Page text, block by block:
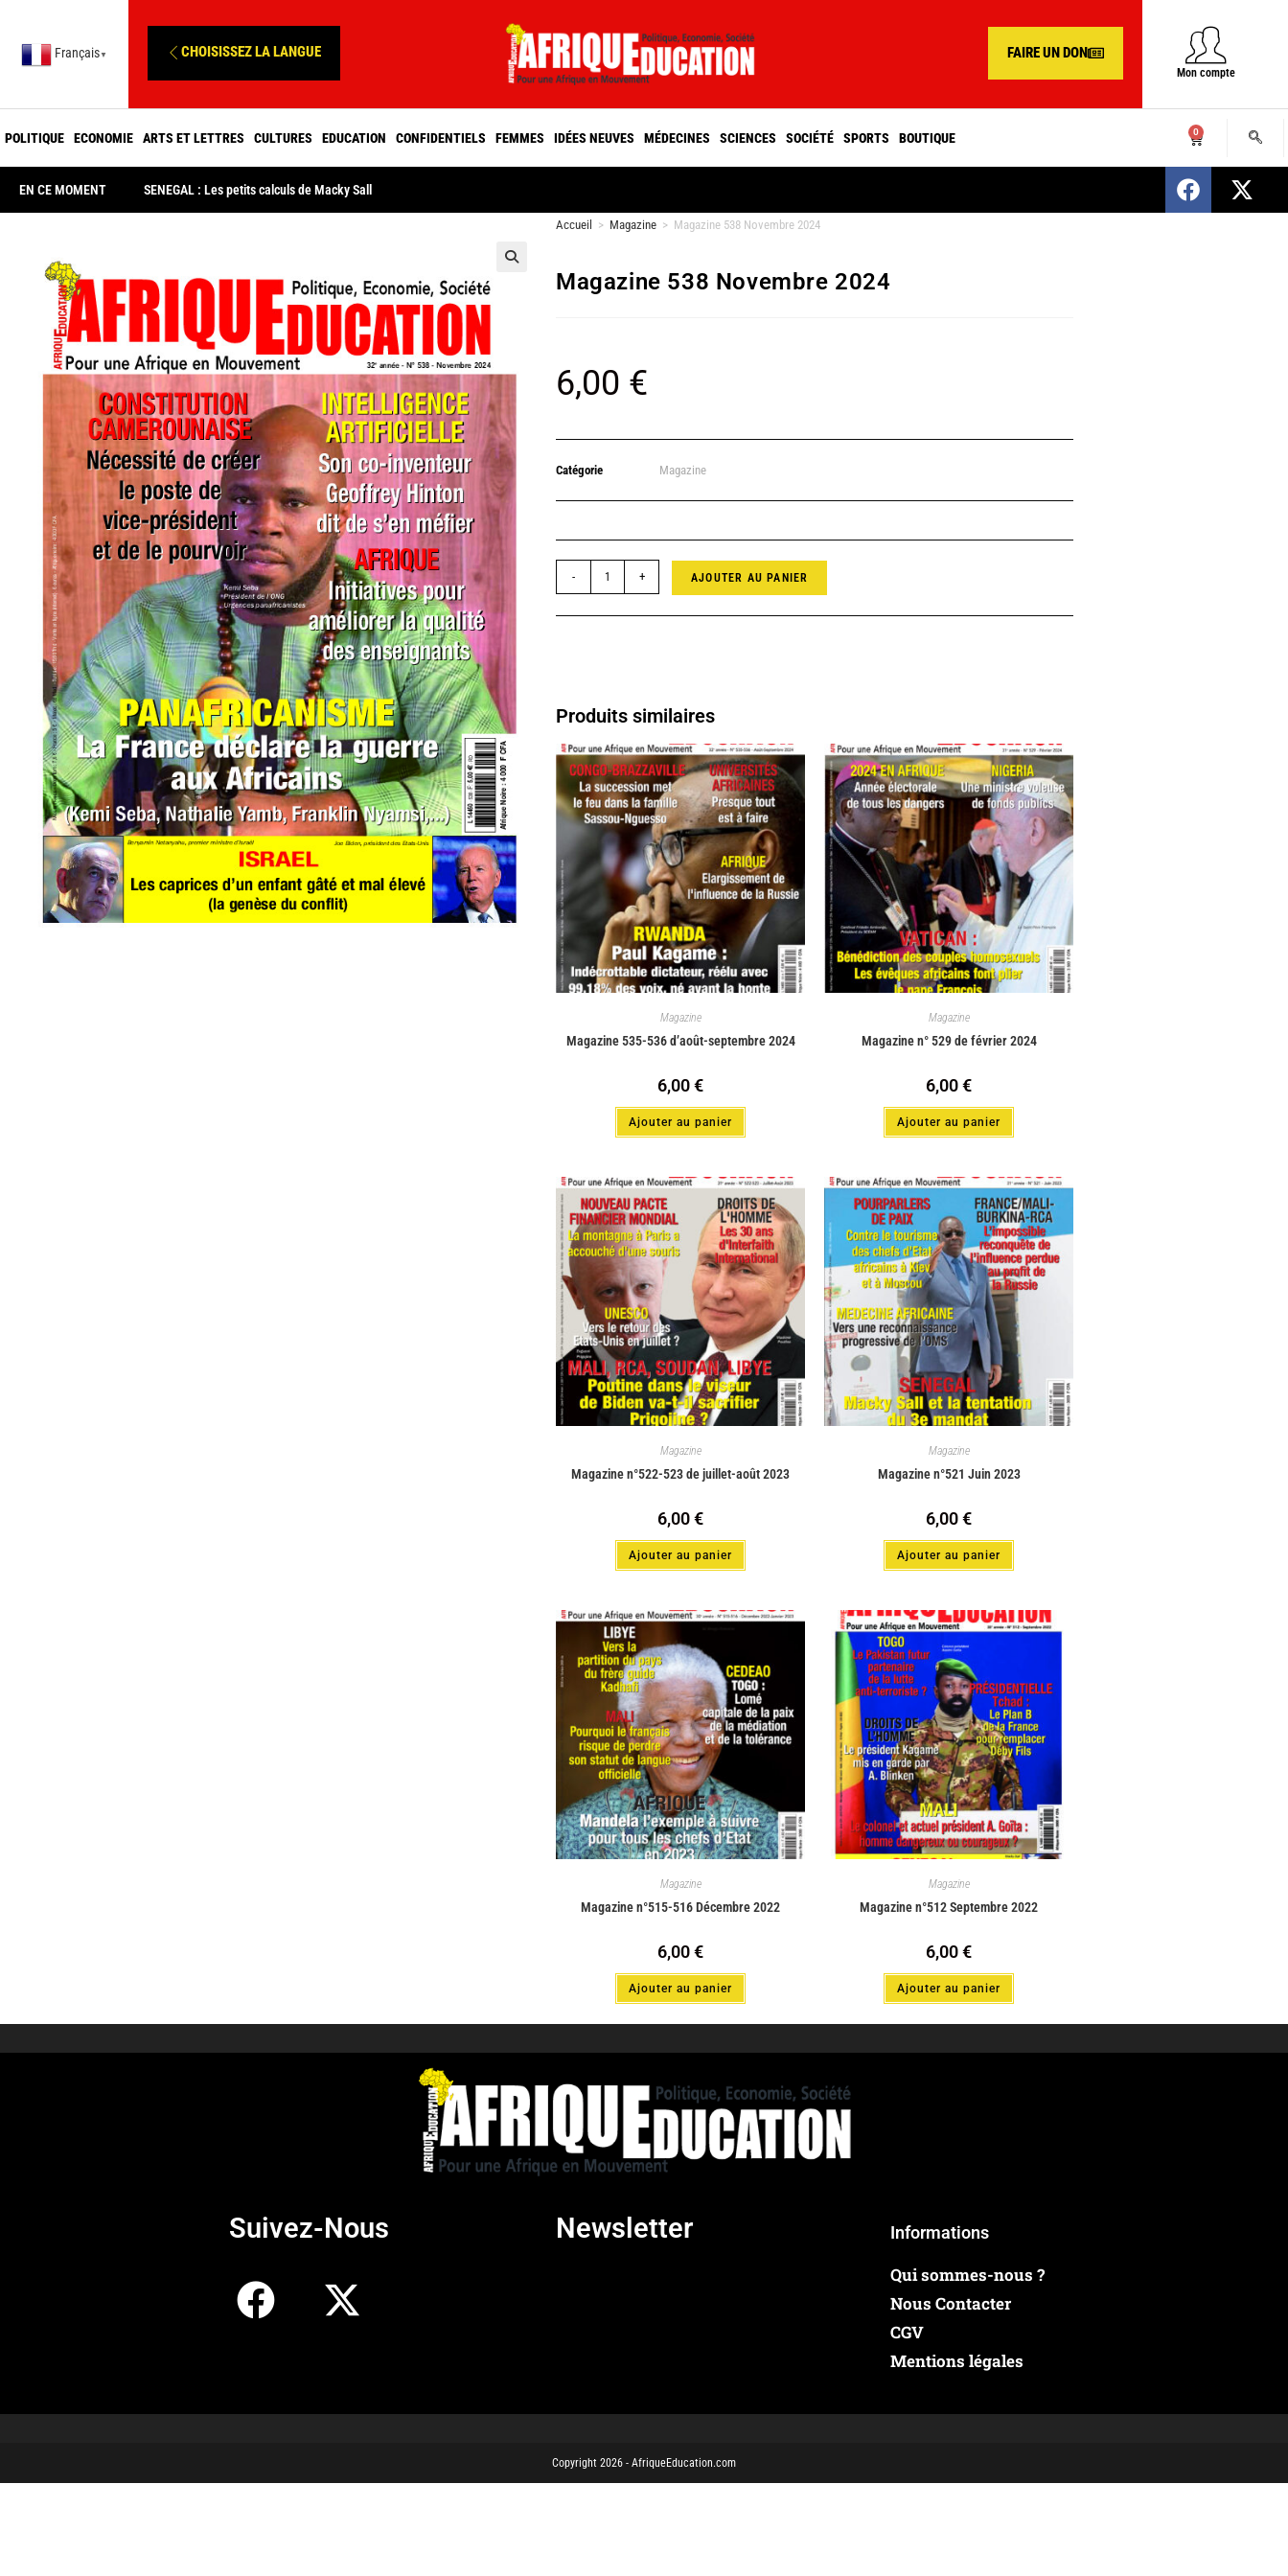
Français ▼ CHOISISSEZ LA LANGUE FAIRE UN DON
Mon compte
POLITIQUE ECONOMIE ARTS ET LETTRES CULTURES EDUCATION CONFIDENTIELS FEMMES IDÉES NEUVES MÉDECINES SCIENCES SOCIÉTÉ SPORTS BOUTIQUE 0
EN CE MOMENT SENEGAL : Les petits calculs de Macky Sall SENEGAL : Nomination d’un nouveau
Accueil > Magazine > Magazine 538 Novembre 2024
Magazine 538 Novembre 2024
6,00 €
Catégorie Magazine
- + AJOUTER AU PANIER
Produits similaires
Magazine
Magazine 535-536 d’août-septembre 2024
6,00€
Ajouter au panier
Magazine
Magazine n° 529 de février 2024
6,00€
Ajouter au panier
Magazine
Magazine n°522-523 de juillet-août 2023
6,00€
Ajouter au panier
Magazine
Magazine n°521 Juin 2023
6,00€
Ajouter au panier
Magazine
Magazine n°515-516 Décembre 2022
6,00€
Ajouter au panier
Magazine
Magazine n°512 Septembre 2022
6,00€
Ajouter au panier
Suivez-Nous Newsletter Informations
Qui sommes-nous ?
Nous Contacter
CGV
Mentions légales
Copyright 2026 - AfriqueEducation.com